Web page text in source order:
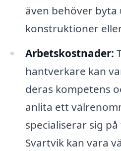
även behöver byta
konstruktioner
Arbetskostnader:
hantverkare kan
deras kompetens
anlita ett
specialiserar sig
Svartvik kan vara